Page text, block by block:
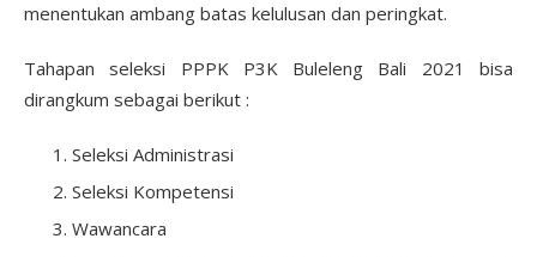
menentukan ambang batas kelulusan dan peringkat.
Tahapan seleksi PPPK P3K Buleleng Bali 2021 bisa
dirangkum sebagai berikut :
Seleksi Administrasi
Seleksi Kompetensi
Wawancara